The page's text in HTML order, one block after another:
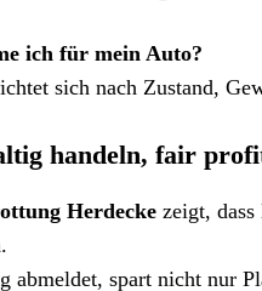
ich für mein Auto?
sich nach Zustand,
handeln, fair
Herdecke zeigt,
abmeldet, spart nicht nur